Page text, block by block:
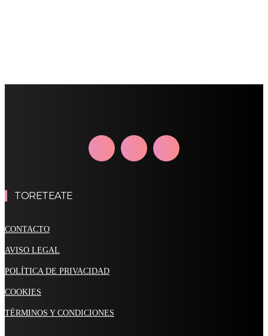
TORETEATE
CONTACTO
AVISO LEGAL
POLÍTICA DE PRIVACIDAD
COOKIES
TÉRMINOS Y CONDICIONES